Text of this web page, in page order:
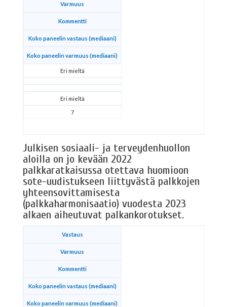
Varmuus
Kommentti
Koko paneelin vastaus (mediaani)
Koko paneelin varmuus (mediaani)
Eri mieltä
Eri mieltä
7
Julkisen sosiaali- ja terveydenhuollon
aloilla on jo kevään 2022
palkkaratkaisussa otettava huomioon
sote-uudistukseen liittyvästä palkkojen
yhteensovittamisesta
(palkkaharmonisaatio) vuodesta 2023
alkaen aiheutuvat palkankorotukset.
Vastaus
Varmuus
Kommentti
Koko paneelin vastaus (mediaani)
Koko paneelin varmuus (mediaani)